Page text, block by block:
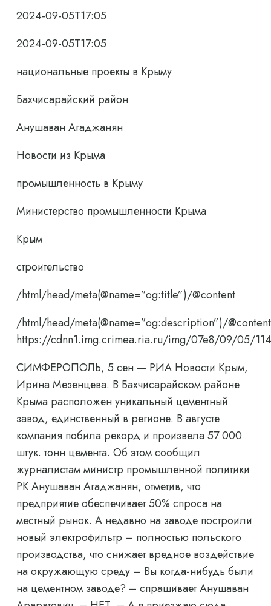
2024-09-05T17:05
2024-09-05T17:05
национальные проекты в Крыму
Бахчисарайский район
Анушаван Агаджанян
Новости из Крыма
промышленность в Крыму
Министерство промышленности Крыма
Крым
строительство
/html/head/meta(@name=”og:title”)/@content
/html/head/meta(@name=”og:description”)/@content
https://cdnn1.img.crimea.ria.ru/img/07e8/09/05/
СИМФЕРОПОЛЬ, 5 сен — РИА Новости Крым,
Ирина Мезенцева. В Бахчисарайском районе
Крыма расположен уникальный цементный
завод, единственный в регионе. В августе
компания побила рекорд и произвела 57 000
штук. тонн цемента. Об этом сообщил
журналистам министр промышленной политики
РК Анушаван Агаджанян, отметив, что
предприятие обеспечивает 50% спроса на
местный рынок. А недавно на заводе построили
новый электрофильтр – полностью польского
производства, что снижает вредное воздействие
на окружающую среду – Вы когда-нибудь были
на цементном заводе? – спрашивает Анушаван